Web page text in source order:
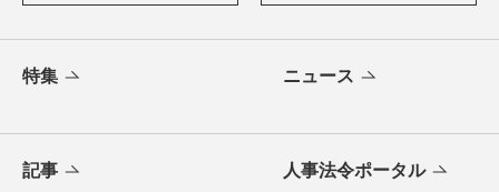
特集 ニュース
記事 人事法令ポータル